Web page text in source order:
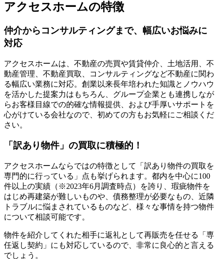
アクセスホームの特徴
仲介からコンサルティングまで、幅広いお悩みに
対応
アクセスホームは、不動産の売買や賃貸仲介、土地活用、不
動産管理、不動産買取、コンサルティングなど不動産に関わ
る幅広い業務に対応。創業以来長年培われた知識とノウハウ
を活かした提案力はもちろん、グループ企業とも連携しなが
らお客様目線での的確な情報提供、および手厚いサポートを
心がけている会社なので、初めての方もお気軽にご相談くだ
さい。
「訳あり物件」の買取に積極的！
アクセスホームならではの特徴として「訳あり物件の買取を
専門的に行っている」点も挙げられます。都内を中心に100
件以上の実績（※2023年6月調査時点）を誇り、瑕疵物件を
はじめ再建築が難しいものや、債務整理が必要なもの、近隣
トラブルに悩まされているものなど、 様々な事情を持つ物件
について相談可能です。
物件を紹介してくれた相手に返礼として再販売を任せる「専
任返し契約」にも対応しているので、非常に良心的と言える
でしょう。